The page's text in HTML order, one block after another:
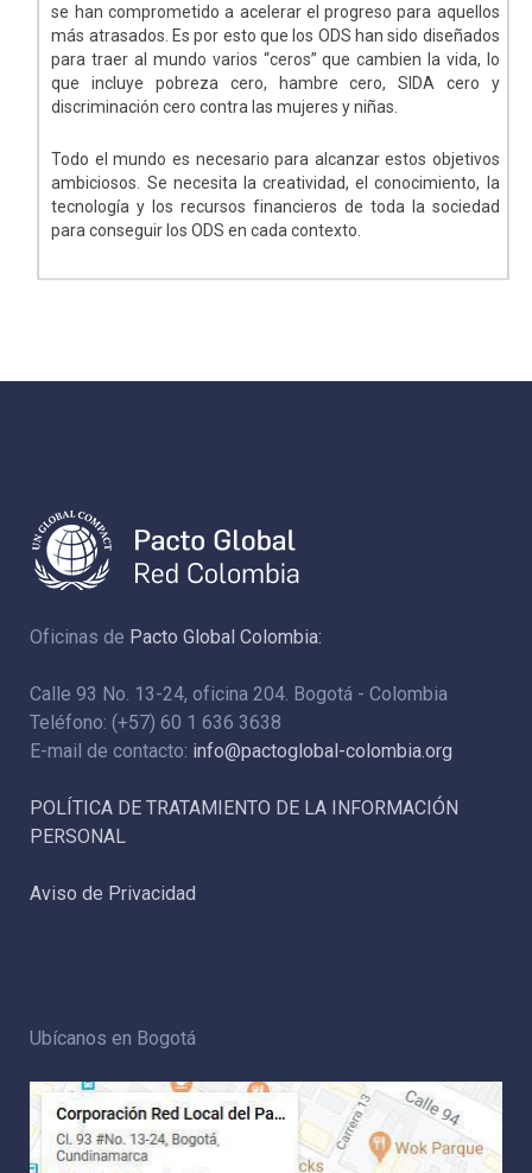
se han comprometido a acelerar el progreso para aquellos
más atrasados. Es por esto que los ODS han sido diseñados
para traer al mundo varios “ceros” que cambien la vida, lo
que incluye pobreza cero, hambre cero, SIDA cero y
discriminación cero contra las mujeres y niñas.
Todo el mundo es necesario para alcanzar estos objetivos
ambiciosos. Se necesita la creatividad, el conocimiento, la
tecnología y los recursos financieros de toda la sociedad
para conseguir los ODS en cada contexto.
Oficinas de Pacto Global Colombia:
Calle 93 No. 13-24, oficina 204. Bogotá - Colombia
Teléfono: (+57) 60 1 636 3638
E-mail de contacto: info@pactoglobal-colombia.org
POLÍTICA DE TRATAMIENTO DE LA INFORMACIÓN
PERSONAL
Aviso de Privacidad
Ubícanos en Bogotá